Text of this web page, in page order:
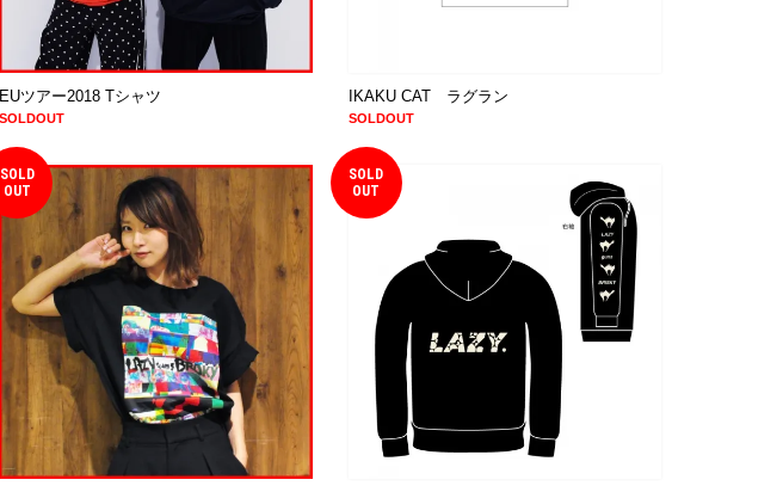
EUツアー2018 Tシャツ
SOLDOUT
IKAKU CAT ラグラン
SOLDOUT
SOLD
OUT
SOLD
OUT